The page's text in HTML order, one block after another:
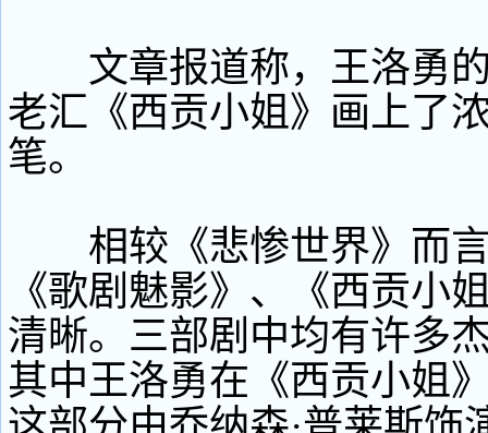
文章报道称，王洛勇的
老汇《西贡小姐》画上了
笔。
相较《悲惨世界》而言
《歌剧魅影》、《西贡小
清晰。三部剧中均有许多
其中王洛勇在《西贡小姐